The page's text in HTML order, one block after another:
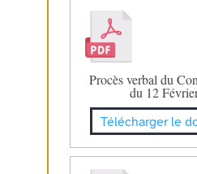
Procès verbal du
du 12
Télécharger le